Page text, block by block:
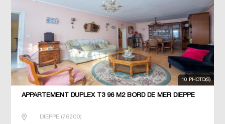
10 PHOTO(S)
APPARTEMENT DUPLEX T3 96 M2 BORD DE MER DIEPPE
DIEPPE(76200)